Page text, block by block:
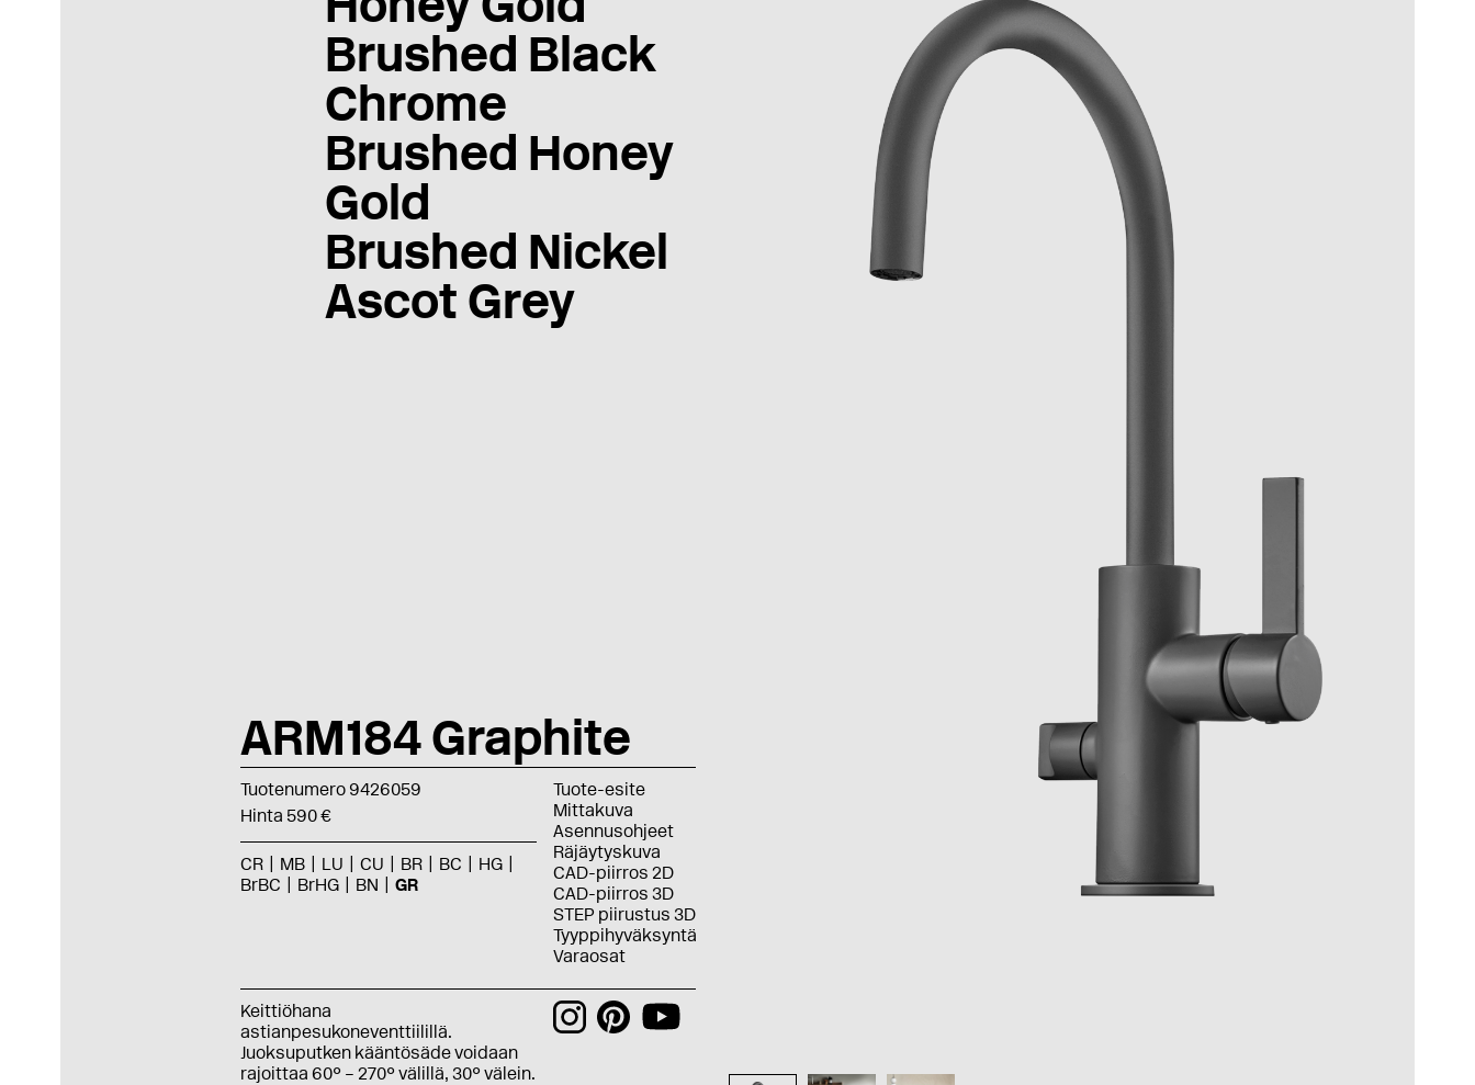
Brushed Black
Chrome
Brushed Honey
Gold
Brushed Nickel
Ascot Grey
ARM184 Graphite
Tuotenumero 9426059
Hinta 590 €
CR MB LU CU BR BC
HG
BrBC
BrHG BN GR
Tuote-esite
Mittakuva
Asennusohjeet
Räjäytyskuva
CAD-piirros 2D
CAD-piirros 3D
STEP piirustus 3D
Tyyppihyväksyntä
Varaosat
Keittiöhana
astianpesukoneventtiilillä.
Juoksuputken kääntösäde voidaan
rajoittaa 60° – 270° välillä, 30° välein.